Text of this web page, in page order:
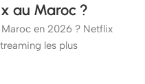
au Maroc ?
en 2026 ? Netflix
les plus